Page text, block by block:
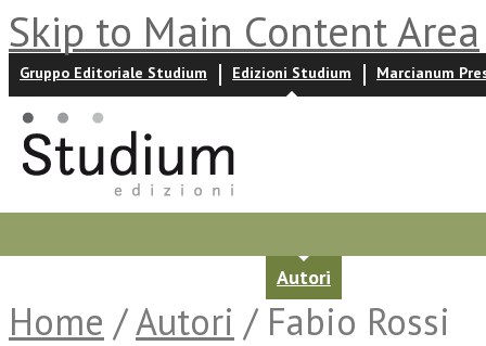
Skip to Main Content Area
Gruppo Editoriale Studium Edizioni Studium Marcianum
Autori
Home /Autori / Fabio Rossi